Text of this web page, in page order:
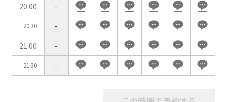
20:00
-
20:30
-
21:00
-
21:30 -